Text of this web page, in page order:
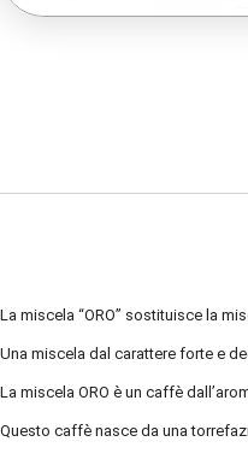
La miscela “ORO” sostituisce la
Una miscela dal carattere forte e
La miscela ORO è un caffè
Questo caffè nasce da una